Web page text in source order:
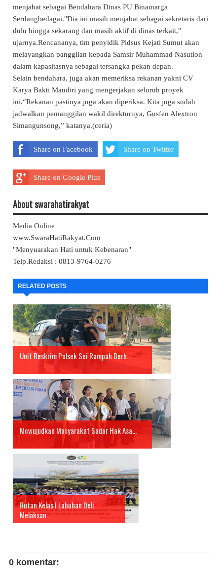
menjabat sebagai Bendahara Dinas PU Binamarga
Serdangbedagai."Dia ini masih menjabat sebagai sekretaris dari
dulu hingga sekarang dan masih aktif di dinas terkait,"
ujarnya.Rencananya, tim penyidik Pidsus Kejati Sumut akan
melayangkan panggilan kepada Samsir Muhammad Nasution
dalam kapasitasnya sebagai tersangka pekan depan.
Selain bendahara, juga akan memeriksa rekanan yakni CV
Karya Bakti Mandiri yang mengerjakan seluruh proyek
ini.“Rekanan pastinya juga akan diperiksa. Kita juga sudah
jadwalkan pemanggilan wakil direkturnya, Gusfen Alextron
Simangunsong,” katanya.(ceria)
Share on Facebook Share on Twitter
Share on Google Plus
About swarahatirakyat
Media Online
www.SwaraHatiRakyat.Com
"Menyuarakan Hati untuk Kebenaran"
Telp.Redaksi : 0813-9764-0276
RELATED POSTS
Unit Reskrim Polsek Sei Rampah Berh...
Mewujudkan Masyarakat Sadar Hak Asa...
Rutan Kelas I Labuhan Deli
Melaksan...
0 komentar: